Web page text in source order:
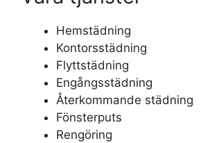
Hemstädning
Kontorsstädning
Flyttstädning
Engångsstädning
Återkommande städning
Fönsterputs
Rengöring